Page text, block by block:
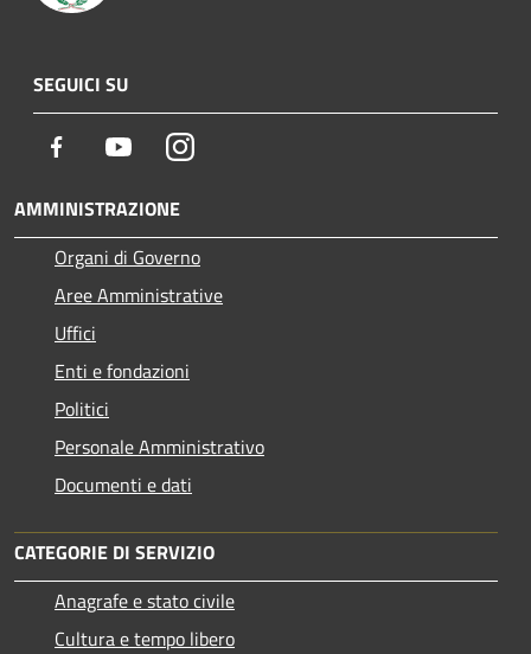
SEGUICI SU
Facebook YoutubeInstagram
AMMINISTRAZIONE
Organi di Governo
Aree Amministrative
Uffici
Enti e fondazioni
Politici
Personale Amministrativo
Documenti e dati
CATEGORIE DI SERVIZIO
Anagrafe e stato civile
Cultura e tempo libero